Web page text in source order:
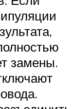
замены.